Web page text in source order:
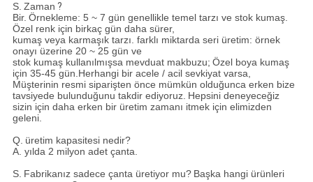
S. Zaman ?
Bir. Örnekleme: 5 ~ 7 gün genellikle temel tarzı ve stok kumaş.
Özel renk için birkaç gün daha sürer,
kumaş veya karmaşık tarzı. farklı miktarda seri üretim: örnek
onayı üzerine 20 ~ 25 gün ve
stok kumaş kullanılmışsa mevduat makbuzu; Özel boya kumaş
için 35-45 gün.Herhangi bir acele / acil sevkiyat varsa,
Müşterinin resmi siparişten önce mümkün olduğunca erken bize
tavsiyede bulunduğunu takdir ediyoruz. Hepsini deneyeceğiz
sizin için daha erken bir üretim zamanı itmek için elimizden
geleni.
Q. üretim kapasitesi nedir?
A. yılda 2 milyon adet çanta.
S. Fabrikanız sadece çanta üretiyor mu? Başka hangi ürünleri